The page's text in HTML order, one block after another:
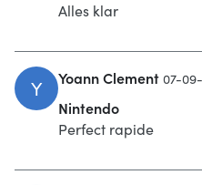
Alles klar
Y Yoann Clement 07-
Nintendo
Perfect rapide